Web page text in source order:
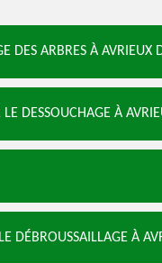
DES ARBRES À AVRIEUX
DESSOUCHAGE À
DÉBROUSSAILLAGE À